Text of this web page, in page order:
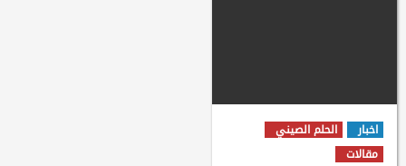
اخبار
الحلم الصيني
مقالات